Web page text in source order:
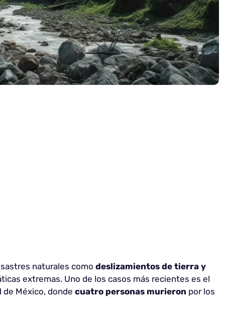
naturales como deslizamientos de tierra y
extremas. Uno de los casos más recientes es el
de México, donde cuatro personas murieron por los